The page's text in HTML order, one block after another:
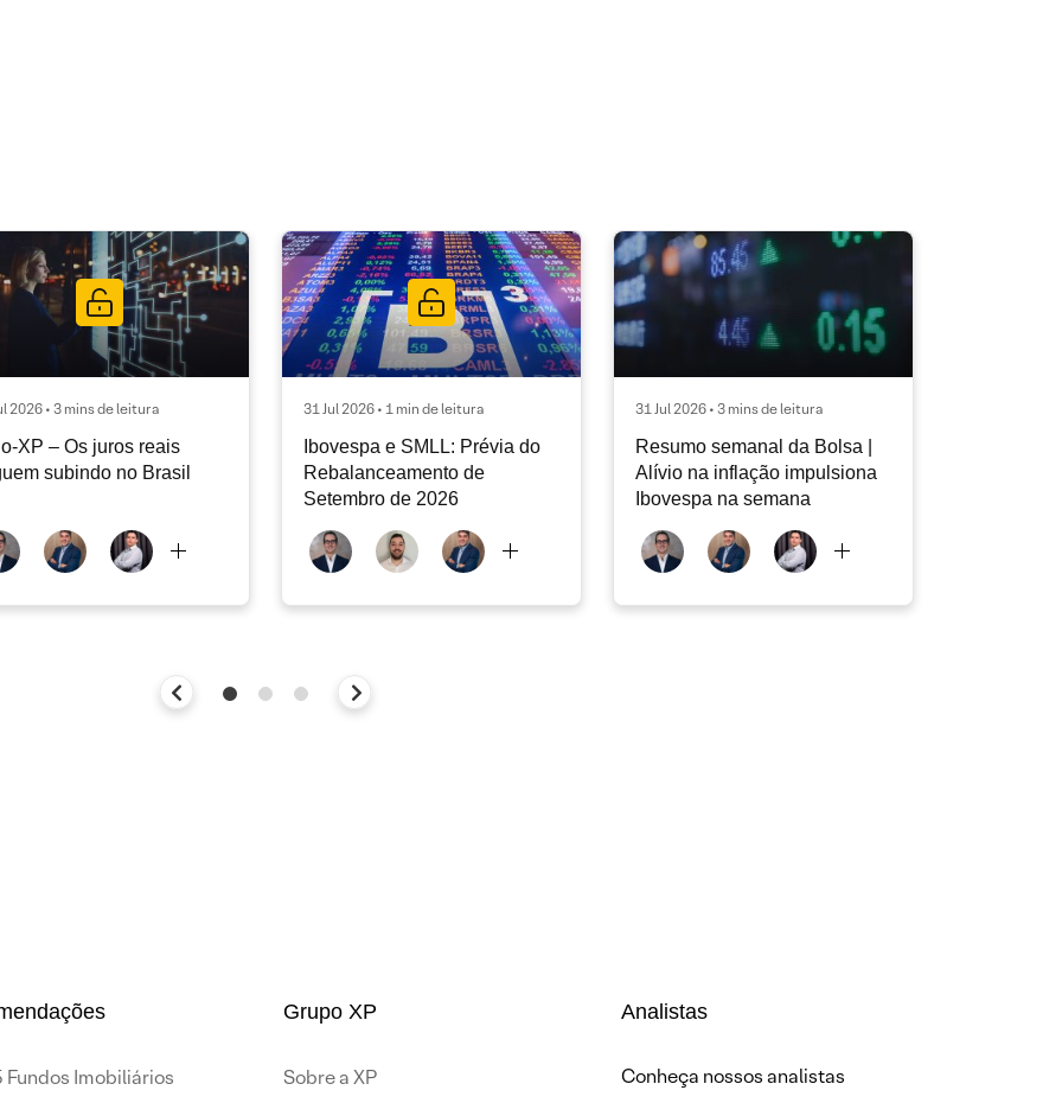
2026 • 3 mins de leitura
XP – Os juros reais
subindo no Brasil
31 Jul 2026 • 1 min de leitura
Ibovespa e SMLL: Prévia do
Rebalanceamento de
Setembro de 2026
31 Jul 2026 • 3 mins de leitura
Resumo semanal da Bolsa |
Alívio na inflação impulsiona
Ibovespa na semana
Fundos Imobiliários
Grupo XP
Sobre a XP
Analistas
Conheça nossos analistas